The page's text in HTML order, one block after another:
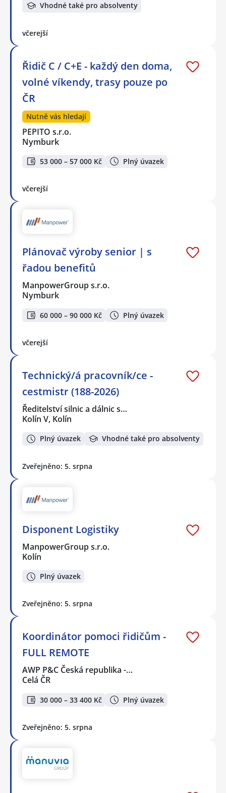
Vhodné také pro absolventy
včerejší
Řidič C / C+E - každý den doma,
volné víkendy, trasy pouze po
ČR
Nutně vás hledají
PEPITO s.r.o.
Nymburk
53 000 – 57 000 Kč Plný úvazek
včerejší
Plánovač výroby senior | s
řadou benefitů
ManpowerGroup s.r.o.
Nymburk
60 000 – 90 000 Kč Plný úvazek
včerejší
Technický/á pracovník/ce -
cestmistr (188-2026)
Ředitelství silnic a dálnic s…
Kolín V, Kolín
Plný úvazek Vhodné také pro absolventy
Zveřejněno: 5. srpna
Disponent Logistiky
ManpowerGroup s.r.o.
Kolín
Plný úvazek
Zveřejněno: 5. srpna
Koordinátor pomoci řidičům -
FULL REMOTE
AWP P&C Česká republika -…
Celá ČR
30 000 – 33 400 Kč Plný úvazek
Zveřejněno: 5. srpna